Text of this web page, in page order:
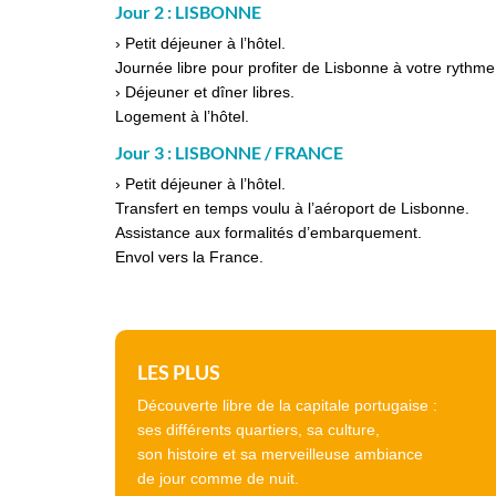
Jour 2 : LISBONNE
› Petit déjeuner à l’hôtel.
Journée libre pour profiter de Lisbonne à votre
› Déjeuner et dîner libres.
Logement à l’hôtel.
Jour 3 : LISBONNE / FRANCE
› Petit déjeuner à l’hôtel.
Transfert en temps voulu à l’aéroport de Lisbonne.
Assistance aux formalités d’embarquement.
Envol vers la France.
LES PLUS
Découverte libre de la capitale portugaise :
ses différents quartiers, sa culture,
son histoire et sa merveilleuse ambiance
de jour comme de nuit.